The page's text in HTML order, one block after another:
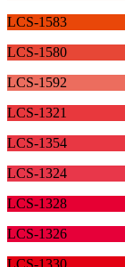
LCS-1583
LCS-1580
LCS-1592
LCS-1321
LCS-1354
LCS-1324
LCS-1328
LCS-1326